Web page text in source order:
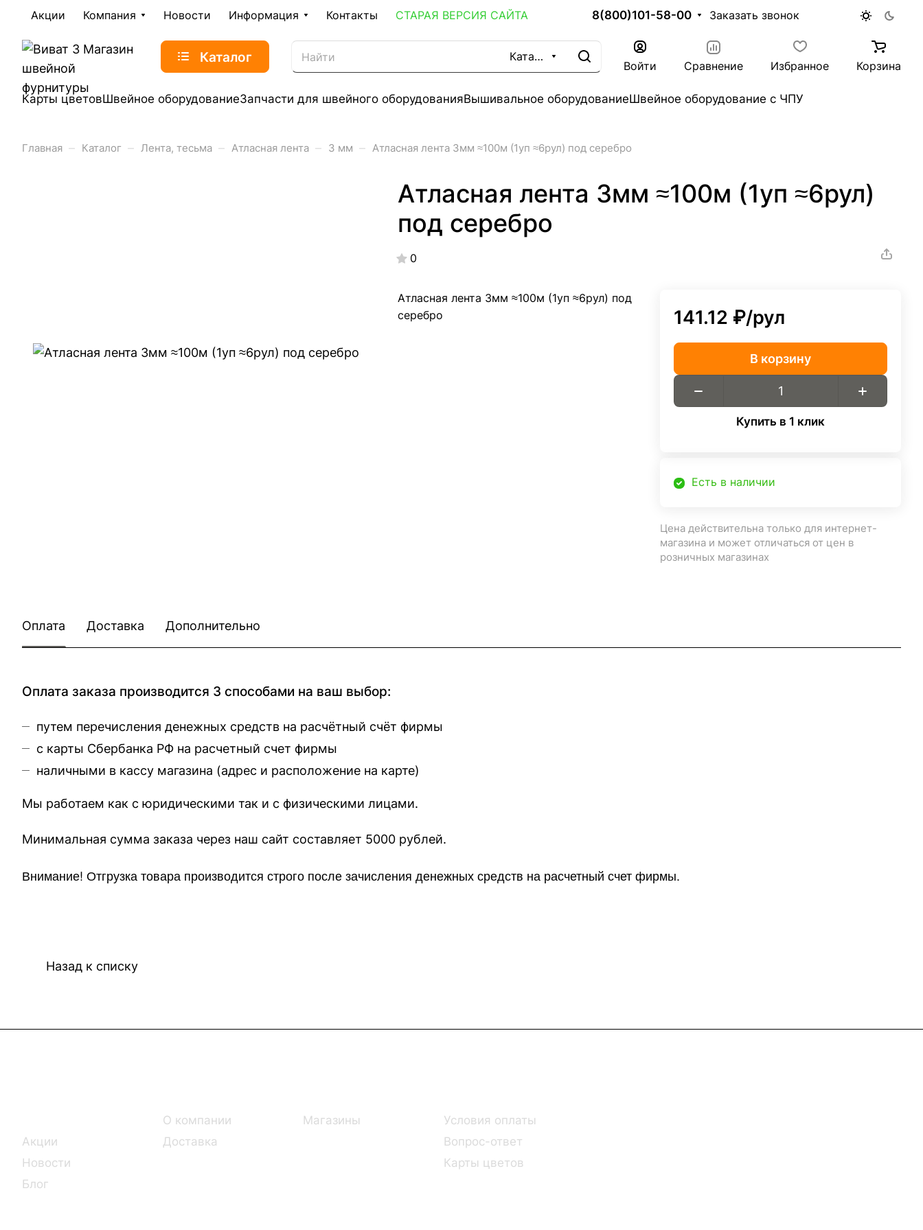
Акции Компания Новости Информация Контакты СТАРАЯ ВЕРСИЯ САЙТА 8(800)101-58-00 Заказать звонок
Каталог Каталог
Войти Сравнение Избранное Корзина
Карты цветовШвейное оборудованиеЗапчасти для швейного оборудованияВышивальное оборудованиеШвейное оборудование с ЧПУ
Главная – Каталог – Лента, тесьма – Атласная лента – 3 мм – Атласная лента 3мм ≈100м (1уп ≈6рул) под серебро
Атласная лента 3мм ≈100м (1уп ≈6рул)
под серебро
0
Атласная лента 3мм ≈100м (1уп ≈6рул) под
серебро
141.12 ₽/рул
В корзину
Купить в 1 клик
Есть в наличии
Цена действительна только для интернет-
магазина и может отличаться от цен в
розничных магазинах
Оплата Доставка Дополнительно
Оплата заказа производится 3 способами на ваш выбор:
путем перечисления денежных средств на расчётный счёт фирмы
с карты Сбербанка РФ на расчетный счет фирмы
наличными в кассу магазина (адрес и расположение на карте)
Мы работаем как с юридическими так и с физическими лицами.
Минимальная сумма заказа через наш сайт составляет 5000 рублей.
Внимание! Отгрузка товара производится строго после зачисления денежных средств на расчетный счет фирмы.
Назад к списку
Акции
Новости
Блог
О компании
Доставка
Магазины
Условия оплаты
Вопрос-ответ
Карты цветов